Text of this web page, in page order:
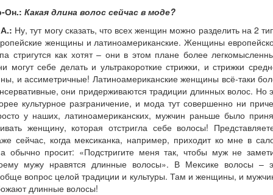
Он.: Какая длина волос сейчас в моде?
Ну, тут могу сказать, что всех женщин можно разделить на 2
женщины и латиноамериканские. Женщины
стригутся как хотят – они в этом плане более
могут себе делать и ультракороткие стрижки, и стрижки
и ассиметричные! Латиноамериканские женщины всё-таки
они придерживаются традиции длинных волос. Но
культурное разграничение, и мода тут совершенно ни
у наших, латиноамериканских, мужчин раньше было
женщину, которая отстригла себе волосы!
сейчас, когда мексиканка, например, приходит ко мне в
обычно просит: «Подстригите меня так, чтобы муж не
мужу нравятся длинные волосы». В Мексике волосы –
вопрос целой традиции и культуры. Там и женщины, и
длинные волосы!